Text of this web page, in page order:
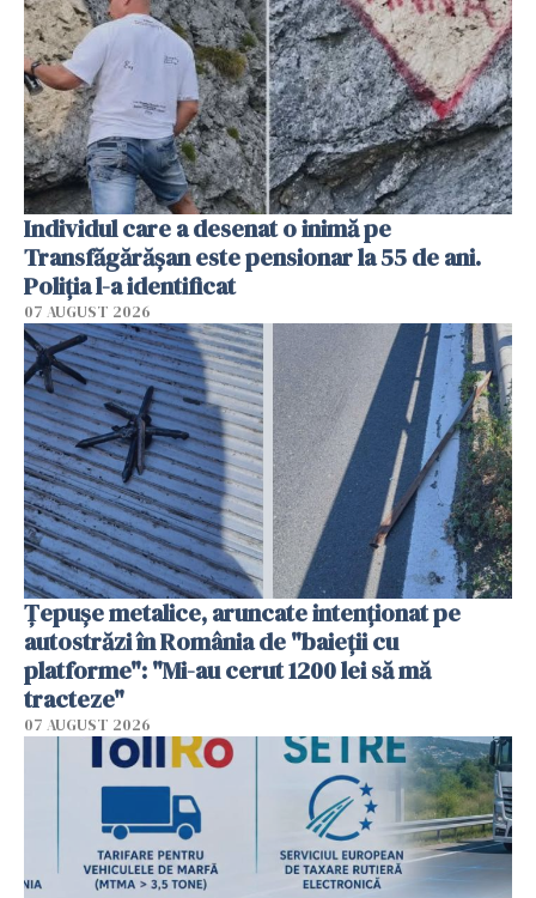
Individul care a desenat o inimă pe
Transfăgărășan este pensionar la 55 de ani.
Poliția l-a identificat
07 AUGUST 2026
Țepușe metalice, aruncate intenționat pe
autostrăzi în România de "baieții cu
platforme": "Mi-au cerut 1200 lei să mă
tracteze"
07 AUGUST 2026